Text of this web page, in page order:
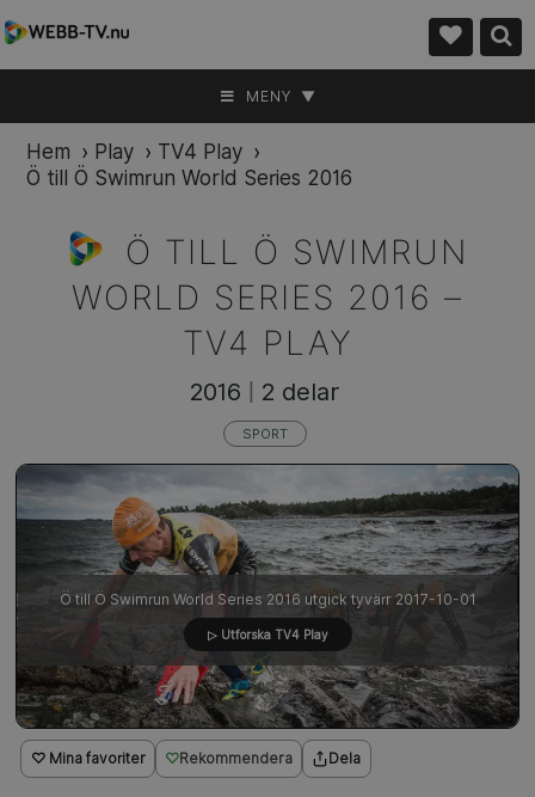
MENY ▼
Hem › Play › TV4 Play ›
Ö till Ö Swimrun World Series 2016
Ö TILL Ö SWIMRUN
WORLD SERIES 2016 –
TV4 PLAY
♡ Mina favoriter Rekommendera Dela
Ö till Ö Swimrun World Series 2016 utgick tyvärr 2017-10-01
▷ Utforska TV4 Play
2016 2 delar
SPORT